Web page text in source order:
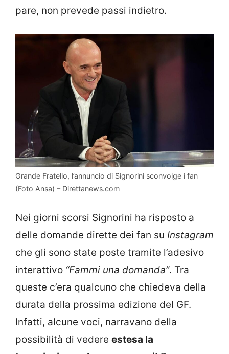
pare, non prevede passi indietro.
Grande Fratello, l’annuncio di Signorini sconvolge i fan
(Foto Ansa) – Direttanews.com
Nei giorni scorsi Signorini ha risposto a
delle domande dirette dei fan su Instagram
che gli sono state poste tramite l’adesivo
interattivo “Fammi una domanda”. Tra
queste c’era qualcuno che chiedeva della
durata della prossima edizione del GF.
Infatti, alcune voci, narravano della
possibilità di vedere estesa la